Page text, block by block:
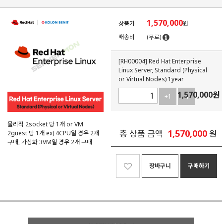
물리적 2socket 당 1개 or VM
2guest 당 1개 ex) 4CPU일 경우 2개
구매, 가상화 3VM일 경우 2개 구매
상품가 1,570,000원
배송비
(무료)
[RH00004] Red Hat Enterprise
Linux Server, Standard (Physical
or Virtual Nodes) 1year
+1 -1
1,570,000원
총 상품 금액 1,570,000원
장바구니 구매하기